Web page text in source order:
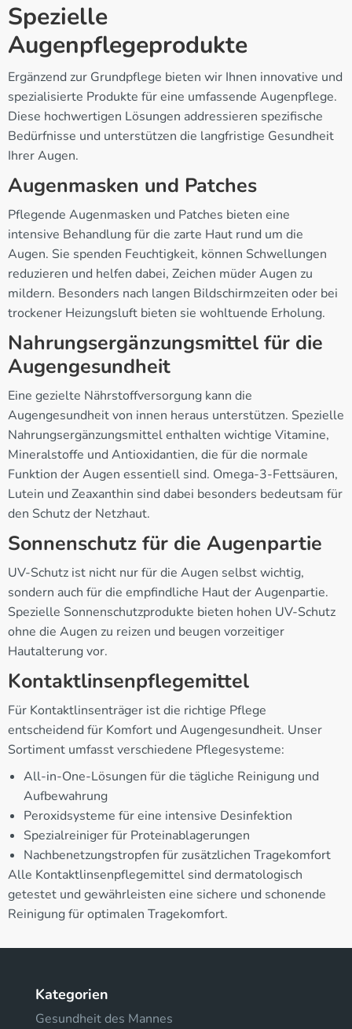
Spezielle
Augenpflegeprodukte
Ergänzend zur Grundpflege bieten wir Ihnen innovative und
spezialisierte Produkte für eine umfassende Augenpflege.
Diese hochwertigen Lösungen addressieren spezifische
Bedürfnisse und unterstützen die langfristige Gesundheit
Ihrer Augen.
Augenmasken und Patches
Pflegende Augenmasken und Patches bieten eine
intensive Behandlung für die zarte Haut rund um die
Augen. Sie spenden Feuchtigkeit, können Schwellungen
reduzieren und helfen dabei, Zeichen müder Augen zu
mildern. Besonders nach langen Bildschirmzeiten oder bei
trockener Heizungsluft bieten sie wohltuende Erholung.
Nahrungsergänzungsmittel für die
Augengesundheit
Eine gezielte Nährstoffversorgung kann die
Augengesundheit von innen heraus unterstützen. Spezielle
Nahrungsergänzungsmittel enthalten wichtige Vitamine,
Mineralstoffe und Antioxidantien, die für die normale
Funktion der Augen essentiell sind. Omega-3-Fettsäuren,
Lutein und Zeaxanthin sind dabei besonders bedeutsam für
den Schutz der Netzhaut.
Sonnenschutz für die Augenpartie
UV-Schutz ist nicht nur für die Augen selbst wichtig,
sondern auch für die empfindliche Haut der Augenpartie.
Spezielle Sonnenschutzprodukte bieten hohen UV-Schutz
ohne die Augen zu reizen und beugen vorzeitiger
Hautalterung vor.
Kontaktlinsenpflegemittel
Für Kontaktlinsenträger ist die richtige Pflege
entscheidend für Komfort und Augengesundheit. Unser
Sortiment umfasst verschiedene Pflegesysteme:
All-in-One-Lösungen für die tägliche Reinigung und
Aufbewahrung
Peroxidsysteme für eine intensive Desinfektion
Spezialreiniger für Proteinablagerungen
Nachbenetzungstropfen für zusätzlichen Tragekomfort
Alle Kontaktlinsenpflegemittel sind dermatologisch
getestet und gewährleisten eine sichere und schonende
Reinigung für optimalen Tragekomfort.
Kategorien
Gesundheit des Mannes